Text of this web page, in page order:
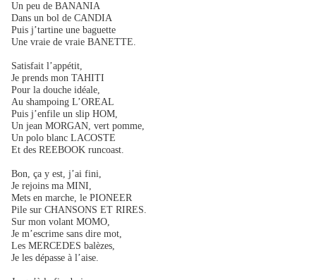
Un peu de BANANIA
Dans un bol de CANDIA
Puis j’tartine une baguette
Une vraie de vraie BANETTE.
Satisfait l’appétit,
Je prends mon TAHITI
Pour la douche idéale,
Au shampoing L’OREAL
Puis j’enfile un slip HOM,
Un jean MORGAN, vert pomme,
Un polo blanc LACOSTE
Et des REEBOOK runcoast.
Bon, ça y est, j’ai fini,
Je rejoins ma MINI,
Mets en marche, le PIONEER
Pile sur CHANSONS ET RIRES.
Sur mon volant MOMO,
Je m’escrime sans dire mot,
Les MERCEDES balèzes,
Je les dépasse à l’aise.